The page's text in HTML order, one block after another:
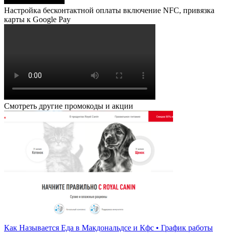
Настройка бесконтактной оплаты включение NFC, привязка
карты к Google Pay
Смотреть другие промокоды и акции
Как Называется Еда в Макдональдсе и Кфс • График работы